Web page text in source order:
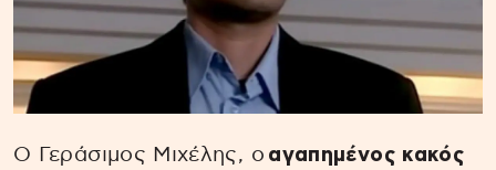
Ο Γεράσιμος Μιχέλης, ο αγαπημένος κακός